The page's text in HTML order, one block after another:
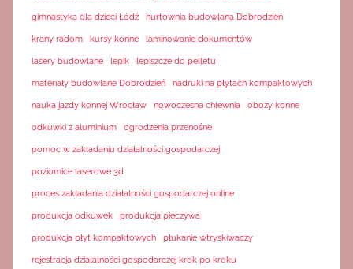
gimnastyka dla dzieci Łódź hurtownia budowlana Dobrodzień
krany radom kursy konne laminowanie dokumentów
lasery budowlane lepik lepiszcze do pelletu
materiały budowlane Dobrodzień nadruki na płytach kompaktowych
nauka jazdy konnej Wrocław nowoczesna chlewnia obozy konne
odkuwki z aluminium ogrodzenia przenośne
pomoc w zakładaniu działalności gospodarczej
poziomice laserowe 3d
proces zakładania działalności gospodarczej online
produkcja odkuwek produkcja pieczywa
produkcja płyt kompaktowych płukanie wtryskiwaczy
rejestracja działalności gospodarczej krok po kroku